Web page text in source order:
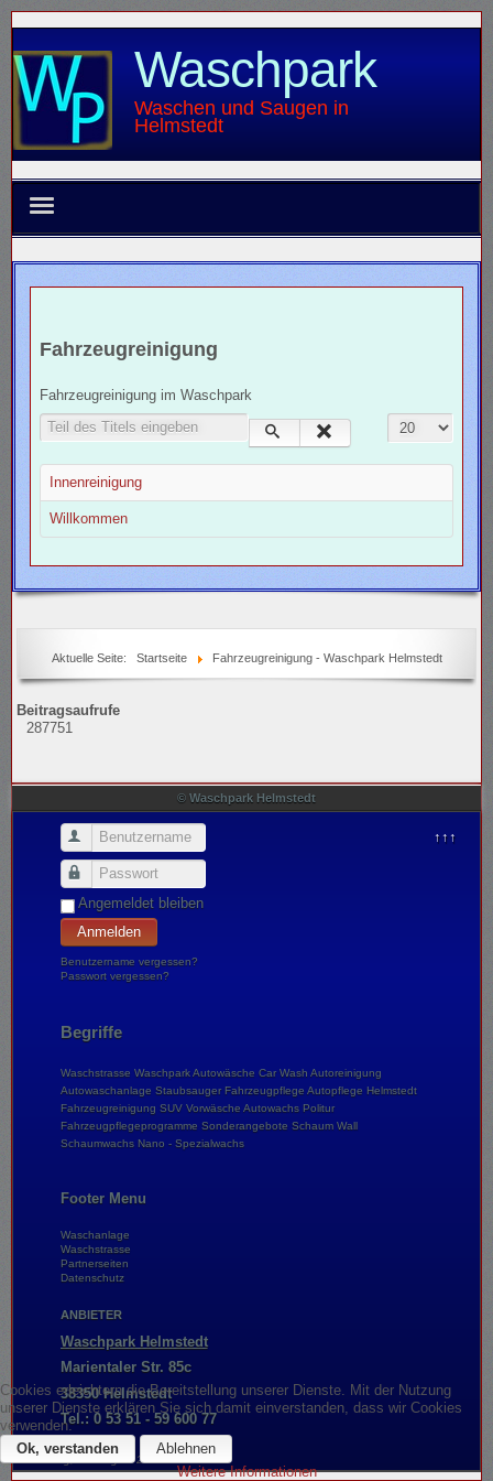
Waschpark
Waschen und Saugen in
Helmstedt
Waschpark
Bildergalerie
Impressum
Umweltschutz
Fahrzeugreinigung
Fahrzeugreinigung im Waschpark
Teil des Titels eingeben
Anzeige #
Innenreinigung
Willkommen
Aktuelle Seite: Startseite Fahrzeugreinigung - Waschpark Helmstedt
Beitragsaufrufe
287751
© Waschpark Helmstedt
↑↑↑
Benutzername
Passwort
Angemeldet bleiben
Anmelden
Benutzername vergessen?
Passwort vergessen?
Begriffe
Waschstrasse Waschpark Autowäsche Car Wash Autoreinigung
Autowaschanlage Staubsauger Fahrzeugpflege Autopflege Helmstedt
Fahrzeugreinigung SUV Vorwäsche Autowachs Politur
Fahrzeugpflegeprogramme Sonderangebote Schaum Wall
Schaumwachs Nano - Spezialwachs
Footer Menu
Waschanlage
Waschstrasse
Partnerseiten
Datenschutz
ANBIETER
Waschpark Helmstedt
Marientaler Str. 85c
38350 Helmstedt
Tel.: 0 53 51 - 59 600 77
Freitag, 07. August 2026
Cookies erleichtern die Bereitstellung unserer Dienste. Mit der Nutzung
unserer Dienste erklären Sie sich damit einverstanden, dass wir Cookies
verwenden.
Ok, verstanden
Ablehnen
Weitere Informationen